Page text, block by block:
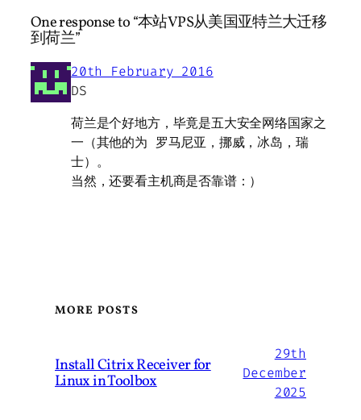
One response to “本站VPS从美国亚特兰大迁移
到荷兰”
20th February 2016
DS
荷兰是个好地方，毕竟是五大安全网络国家之
一（其他的为 罗马尼亚，挪威，冰岛，瑞
士）。
当然，还要看主机商是否靠谱：）
MORE POSTS
Install Citrix Receiver for
Linux in Toolbox
29th
December
2025